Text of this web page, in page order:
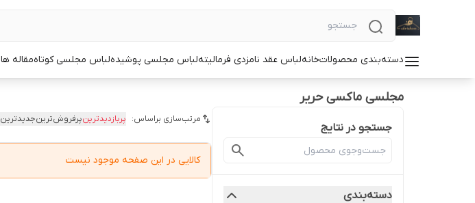
دسته‌بندی محصولاتخانهلباس عقد نامزدی فرمالیتهلباس مجلسی پوشیدهلباس مجلسی کوتاهمقاله ها
مجلسی ماکسی حریر
جستجو در نتایج
دسته‌بندی
مرتب‌سازی براساس: پربازدیدترینپرفروش‌ترینجدیدترین
کالایی در این صفحه موجود نیست